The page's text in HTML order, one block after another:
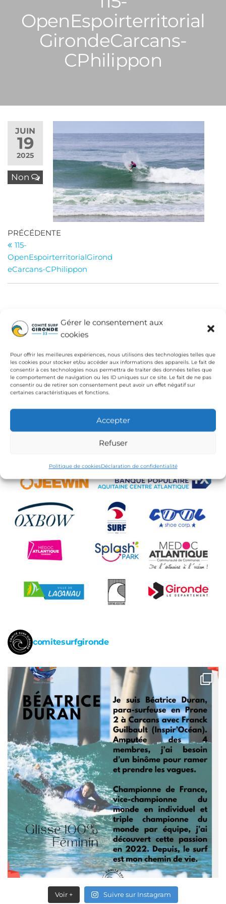
Gérer le consentement aux
cookies
Pour offrir les meilleures expériences, nous utilisons des technologies telles que
les cookies pour stocker et/ou accéder aux informations des appareils. Le fait de
consentir à ces technologies nous permettra de traiter des données telles que
le comportement de navigation ou les ID uniques sur ce site. Le fait de ne pas
consentir ou de retirer son consentement peut avoir un effet négatif sur
certaines caractéristiques et fonctions.
Accepter
Refuser
Politique de cookiesDéclaration de confidentialité
OpenEspoirterritorial
GirondeCarcans-
CPhilippon
JUIN
19
2025
Non
Navigation
de
l’article
Article
précédent
PRÉCÉDENTE
115-
OpenEspoirterritorialGirond
eCarcans-CPhilippon
Fédération Française de Surf
Conseil Départemental de la Gironde
Ligue de Surf de Nouvelle Aquitaine
CdC Médoc Atlantique
comitesurfgironde
Voir + Suivre sur Instagram